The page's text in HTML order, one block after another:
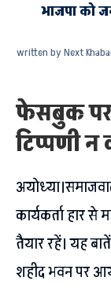
भाजपा को
written byNext
फेसबुक पर
टिप्पणी न
कार्यकर्ता हार से
तैयार रहें। यह
शहीद भवन पर